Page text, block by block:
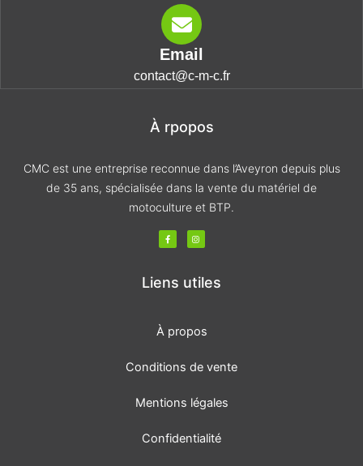
Email
contact@c-m-c.fr
À rpopos
CMC est une entreprise reconnue dans l’Aveyron depuis plus
de 35 ans, spécialisée dans la vente du matériel de
motoculture et BTP.
F
a
c
o
k
I
n
s
r
a
Liens utiles
À propos
Conditions de vente
Mentions légales
Confidentialité